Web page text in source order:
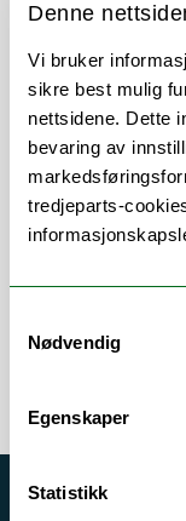
Denne
Vi bruker
sikre best mulig
nettsidene. Dette
bevaring av
tredjeparts-
Nødvendig
Egenskaper
Statistikk
Om
Her